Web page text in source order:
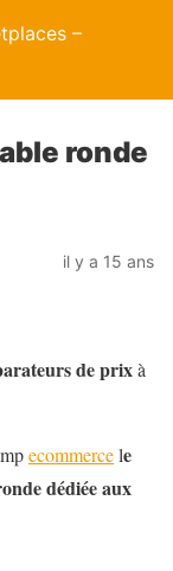
–
ronde
il y a 15 ans
de prixà
ecommercele
dédiée aux